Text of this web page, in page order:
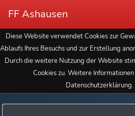
FF Ashausen
Diese Website verwendet Cookies zur
Ablaufs Ihres Besuchs und zur Erstellung
Durch die weitere Nutzung der Website
Cookies zu. Weitere
Datenschutzerklärung.